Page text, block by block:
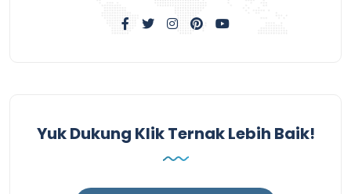
Yuk Dukung Klik Ternak Lebih Baik!